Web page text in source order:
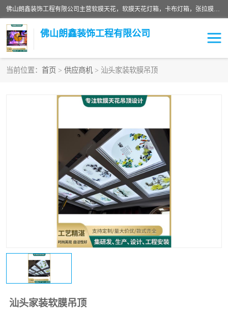
佛山朗鑫装饰工程有限公司主营软膜天花，软膜天花灯箱，卡布灯箱，张拉膜等产品，价格实惠，支持定制；公司专业装饰铺面，家居，会展特装，软膜等工程，技能精良人员，安装快、价格合理，质量保证、热诚与各方有识人士合作，欢迎新老客户来电咨询。
佛山朗鑫装饰工程有限公司
当前位置： 首页 > 供应商机 > 汕头家装软膜吊顶
汕头家装软膜吊顶